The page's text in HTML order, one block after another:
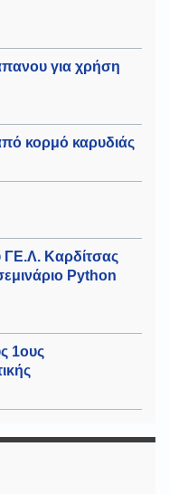
για χρήση
κορμό καρυδιάς
ΓΕ.Λ. Καρδίτσας
Python
1ους